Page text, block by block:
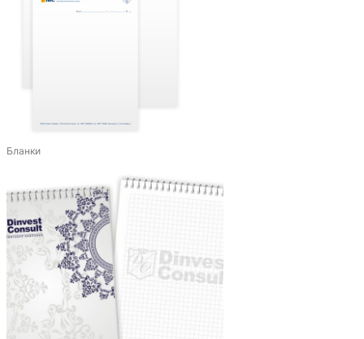
Бланки